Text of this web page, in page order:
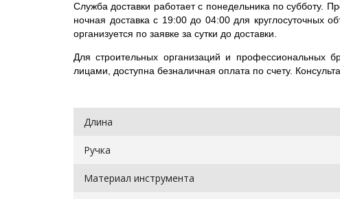
Служба доставки работает с понедельника по субботу.
ночная доставка с 19:00 до 04:00 для круглосуточных
организуется по заявке за сутки до доставки.
Для строительных организаций и профессиональных
лицами, доступна безналичная оплата по счету.
Длина
Ручка
Материал инструмента